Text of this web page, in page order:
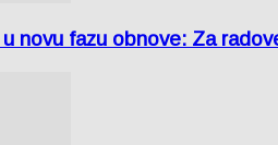
u novu fazu obnove: Za